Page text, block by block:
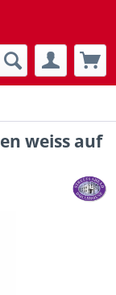
weiss auf